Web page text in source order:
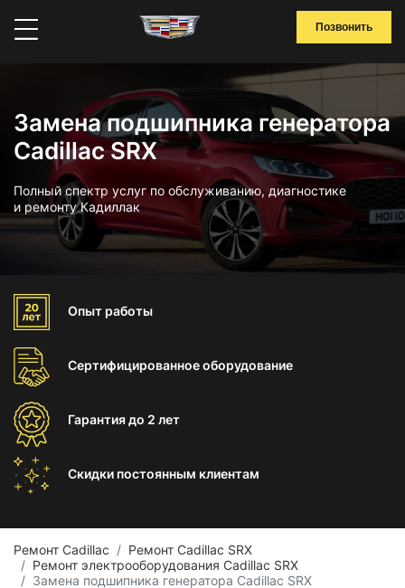
Позвонить
Замена подшипника генератора
Cadillac SRX
Полный спектр услуг по обслуживанию, диагностике
и ремонту Кадиллак
Опыт работы
Сертифицированноеоборудование
Гарантиядо 2 лет
Скидки постоянным клиентам
Ремонт Cadillac
Ремонт Cadillac SRX
Ремонт электрооборудования Cadillac SRX
Замена подшипника генератора Cadillac SRX